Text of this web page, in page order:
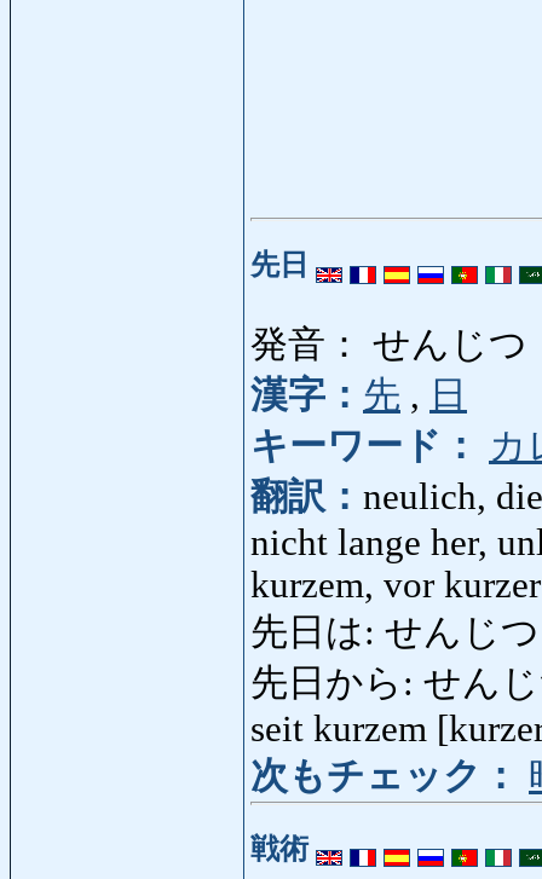
先日
発音： せんじつ
漢字： 先 , 日
キーワード：
カ
翻訳： neulich,
nicht lange her,
kurzem, vor
先日は: せんじ
先日から: せんじ
seit kurzem
次もチェック：
戦術